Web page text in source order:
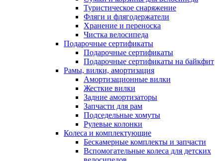
Туристическое снаряжение
Фляги и флягодержатели
Хранение и переноска
Чистка велосипеда
Подарочные сертификаты
Подарочные сертификаты
Подарочные сертификаты на байкфит
Рамы, вилки, амортизация
Амортизационные вилки
Жесткие вилки
Задние амортизаторы
Запчасти для рам
Подседельные хомуты
Рулевые колонки
Колеса и комплектующие
Бескамерные комплекты и запчасти
Вспомогательные колеса для детских